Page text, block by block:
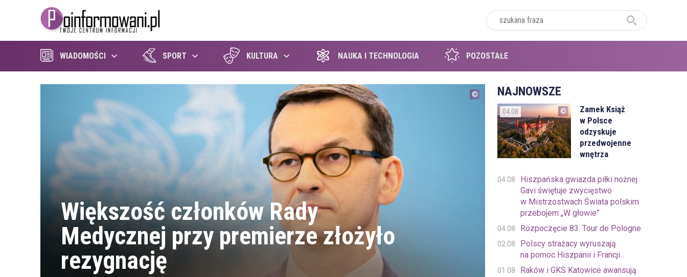
WIADOMOŚCI SPORT KULTURA NAUKA I TECHNOLOGIA POZOSTAŁE
Większość członków Rady
Medycznej przy premierze złożyło
rezygnację
NAJNOWSZE
04.08
Zamek Książ
w Polsce
odzyskuje
przedwojenne
wnętrza
04.08
Hiszpańska gwiazda piłki nożnej
Gavi świętuje zwycięstwo
w Mistrzostwach Świata polskim
przebojem „W głowie”
04.08 Rozpoczęcie 83. Tour de Pologne
02.08
Polscy strażacy wyruszają
na pomoc Hiszpanii i Francji
01.08
Raków i GKS Katowice awansują